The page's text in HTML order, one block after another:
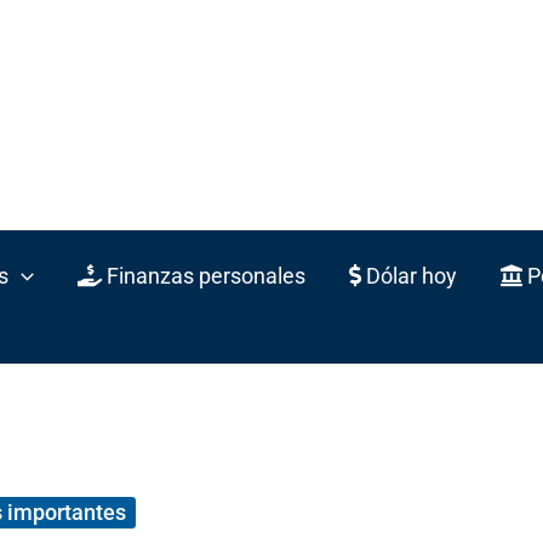
Finanzas personales Dólar hoy
importantes